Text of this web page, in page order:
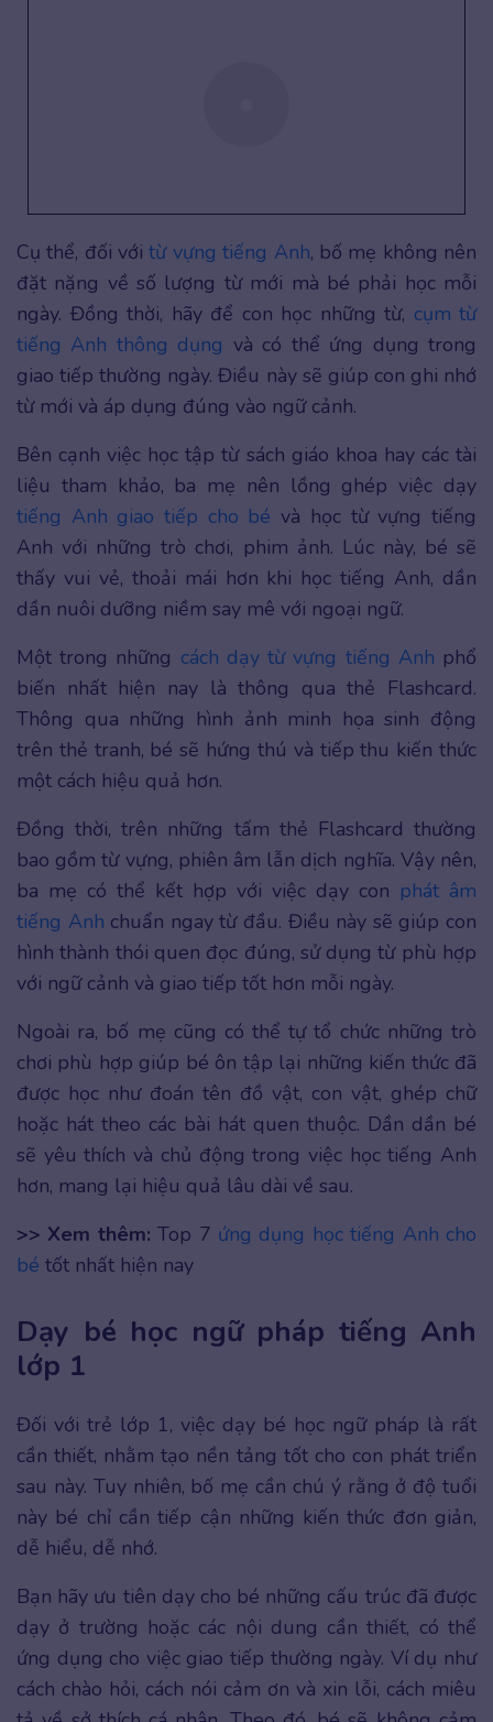
Cụ thể, đối vớitừ vựng tiếng Anh, bố mẹ không nên
đặt nặng về số lượng từ mới mà bé phải học mỗi
ngày. Đồng thời, hãy để con học những từ, cụm từ
tiếng Anh thông dụng và có thể ứng dụng trong
giao tiếp thường ngày. Điều này sẽ giúp con ghi nhớ
từ mới và áp dụng đúng vào ngữ cảnh.
Bên cạnh việc học tập từ sách giáo khoa hay các tài
liệu tham khảo, ba mẹ nên lồng ghép việc dạy
tiếng Anh giao tiếp cho bé và học từ vựng tiếng
Anh với những trò chơi, phim ảnh. Lúc này, bé sẽ
thấy vui vẻ, thoải mái hơn khi học tiếng Anh, dần
dần nuôi dưỡng niềm say mê với ngoại ngữ.
Một trong những cách dạy từ vựng tiếng Anh phổ
biến nhất hiện nay là thông qua thẻ Flashcard.
Thông qua những hình ảnh minh họa sinh động
trên thẻ tranh, bé sẽ hứng thú và tiếp thu kiến thức
một cách hiệu quả hơn.
Đồng thời, trên những tấm thẻ Flashcard thường
bao gồm từ vựng, phiên âm lẫn dịch nghĩa. Vậy nên,
ba mẹ có thể kết hợp với việc dạy con phát âm
tiếng Anh chuẩn ngay từ đầu. Điều này sẽ giúp con
hình thành thói quen đọc đúng, sử dụng từ phù hợp
với ngữ cảnh và giao tiếp tốt hơn mỗi ngày.
Ngoài ra, bố mẹ cũng có thể tự tổ chức những trò
chơi phù hợp giúp bé ôn tập lại những kiến thức đã
được học như đoán tên đồ vật, con vật, ghép chữ
hoặc hát theo các bài hát quen thuộc. Dần dần bé
sẽ yêu thích và chủ động trong việc học tiếng Anh
hơn, mang lại hiệu quả lâu dài về sau.
>> Xem thêm:Top 7 ứng dụng học tiếng Anh cho
bé tốt nhất hiện nay
Dạy bé học ngữ pháp tiếng Anh
lớp 1
Đối với trẻ lớp 1, việc dạy bé học ngữ pháp là rất
cần thiết, nhằm tạo nền tảng tốt cho con phát triển
sau này. Tuy nhiên, bố mẹ cần chú ý rằng ở độ tuổi
này bé chỉ cần tiếp cận những kiến thức đơn giản,
dễ hiểu, dễ nhớ.
Bạn hãy ưu tiên dạy cho bé những cấu trúc đã được
dạy ở trường hoặc các nội dung cần thiết, có thể
ứng dụng cho việc giao tiếp thường ngày. Ví dụ như
cách chào hỏi, cách nói cảm ơn và xin lỗi, cách miêu